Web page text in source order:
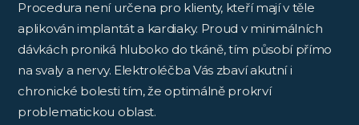
Procedura není určena pro klienty, kteří mají v těle
aplikován implantát a kardiaky. Proud v minimálních
dávkách proniká hluboko do tkáně, tím působí přímo
na svaly a nervy. Elektroléčba Vás zbaví akutní i
chronické bolesti tím, že optimálně prokrví
problematickou oblast.